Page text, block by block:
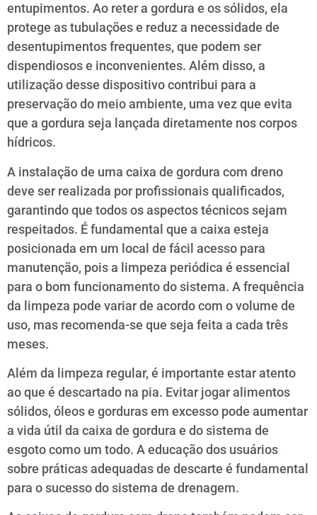
entupimentos. Ao reter a gordura e os sólidos, ela
protege as tubulações e reduz a necessidade de
desentupimentos frequentes, que podem ser
dispendiosos e inconvenientes. Além disso, a
utilização desse dispositivo contribui para a
preservação do meio ambiente, uma vez que evita
que a gordura seja lançada diretamente nos corpos
hídricos.
A instalação de uma caixa de gordura com dreno
deve ser realizada por profissionais qualificados,
garantindo que todos os aspectos técnicos sejam
respeitados. É fundamental que a caixa esteja
posicionada em um local de fácil acesso para
manutenção, pois a limpeza periódica é essencial
para o bom funcionamento do sistema. A frequência
da limpeza pode variar de acordo com o volume de
uso, mas recomenda-se que seja feita a cada três
meses.
Além da limpeza regular, é importante estar atento
ao que é descartado na pia. Evitar jogar alimentos
sólidos, óleos e gorduras em excesso pode aumentar
a vida útil da caixa de gordura e do sistema de
esgoto como um todo. A educação dos usuários
sobre práticas adequadas de descarte é fundamental
para o sucesso do sistema de drenagem.